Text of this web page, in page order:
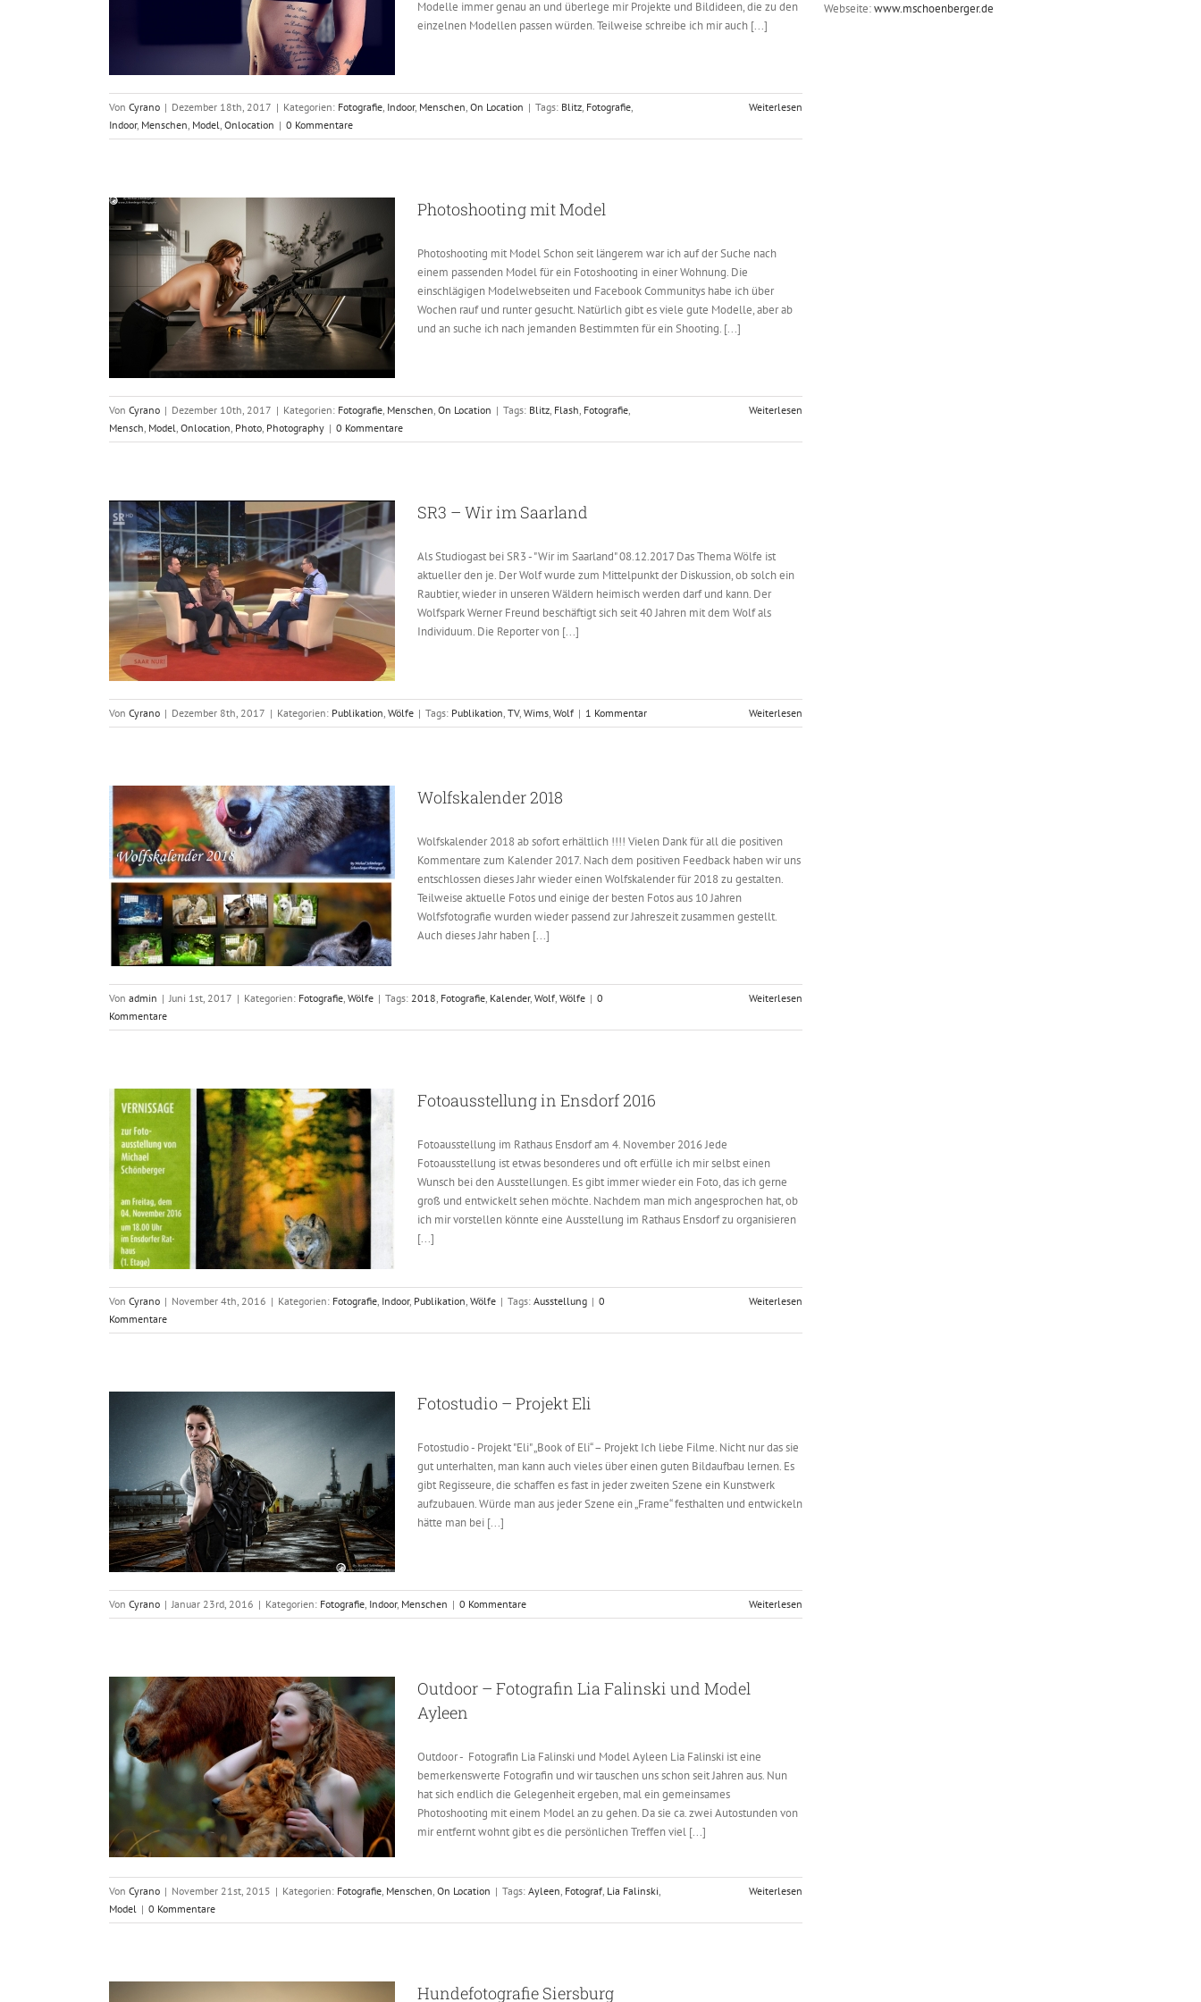
Modelle immer genau an und überlege mir Projekte und Bildideen, die zu den
einzelnen Modellen passen würden. Teilweise schreibe ich mir auch [...]
Von Cyrano | Dezember 18th, 2017 | Kategorien: Fotografie, Indoor, Menschen, On Location | Tags: Blitz, Fotografie,
Indoor, Menschen, Model, Onlocation | 0 Kommentare
Weiterlesen
Photoshooting mit Model
Photoshooting mit Model Schon seit längerem war ich auf der Suche nach
einem passenden Model für ein Fotoshooting in einer Wohnung. Die
einschlägigen Modelwebseiten und Facebook Communitys habe ich über
Wochen rauf und runter gesucht. Natürlich gibt es viele gute Modelle, aber ab
und an suche ich nach jemanden Bestimmten für ein Shooting. [...]
Von Cyrano | Dezember 10th, 2017 | Kategorien: Fotografie, Menschen, On Location | Tags: Blitz, Flash, Fotografie,
Mensch, Model, Onlocation, Photo, Photography | 0 Kommentare
Weiterlesen
SR3 – Wir im Saarland
Als Studiogast bei SR3 - "Wir im Saarland" 08.12.2017 Das Thema Wölfe ist
aktueller den je. Der Wolf wurde zum Mittelpunkt der Diskussion, ob solch ein
Raubtier, wieder in unseren Wäldern heimisch werden darf und kann. Der
Wolfspark Werner Freund beschäftigt sich seit 40 Jahren mit dem Wolf als
Individuum. Die Reporter von [...]
Von Cyrano | Dezember 8th, 2017 | Kategorien: Publikation, Wölfe | Tags: Publikation, TV, Wims, Wolf | 1 Kommentar Weiterlesen
Wolfskalender 2018
Wolfskalender 2018 ab sofort erhältlich !!!! Vielen Dank für all die positiven
Kommentare zum Kalender 2017. Nach dem positiven Feedback haben wir uns
entschlossen dieses Jahr wieder einen Wolfskalender für 2018 zu gestalten.
Teilweise aktuelle Fotos und einige der besten Fotos aus 10 Jahren
Wolfsfotografie wurden wieder passend zur Jahreszeit zusammen gestellt.
Auch dieses Jahr haben [...]
Von admin | Juni 1st, 2017 | Kategorien: Fotografie, Wölfe | Tags: 2018, Fotografie, Kalender, Wolf, Wölfe | 0
Kommentare
Weiterlesen
Fotoausstellung in Ensdorf 2016
Fotoausstellung im Rathaus Ensdorf am 4. November 2016 Jede
Fotoausstellung ist etwas besonderes und oft erfülle ich mir selbst einen
Wunsch bei den Ausstellungen. Es gibt immer wieder ein Foto, das ich gerne
groß und entwickelt sehen möchte. Nachdem man mich angesprochen hat, ob
ich mir vorstellen könnte eine Ausstellung im Rathaus Ensdorf zu organisieren
[...]
Von Cyrano | November 4th, 2016 | Kategorien: Fotografie, Indoor, Publikation, Wölfe | Tags: Ausstellung | 0
Kommentare
Weiterlesen
Fotostudio – Projekt Eli
Fotostudio - Projekt "Eli" „Book of Eli“ – Projekt Ich liebe Filme. Nicht nur das sie
gut unterhalten, man kann auch vieles über einen guten Bildaufbau lernen. Es
gibt Regisseure, die schaffen es fast in jeder zweiten Szene ein Kunstwerk
aufzubauen. Würde man aus jeder Szene ein „Frame“ festhalten und entwickeln
hätte man bei [...]
Von Cyrano | Januar 23rd, 2016 | Kategorien: Fotografie, Indoor, Menschen | 0 Kommentare Weiterlesen
Outdoor – Fotografin Lia Falinski und Model
Ayleen
Outdoor - Fotografin Lia Falinski und Model Ayleen Lia Falinski ist eine
bemerkenswerte Fotografin und wir tauschen uns schon seit Jahren aus. Nun
hat sich endlich die Gelegenheit ergeben, mal ein gemeinsames
Photoshooting mit einem Model an zu gehen. Da sie ca. zwei Autostunden von
mir entfernt wohnt gibt es die persönlichen Treffen viel [...]
Von Cyrano | November 21st, 2015 | Kategorien: Fotografie, Menschen, On Location | Tags: Ayleen, Fotograf, Lia Falinski,
Model | 0 Kommentare
Weiterlesen
Hundefotografie Siersburg
Webseite:www.mschoenberger.de